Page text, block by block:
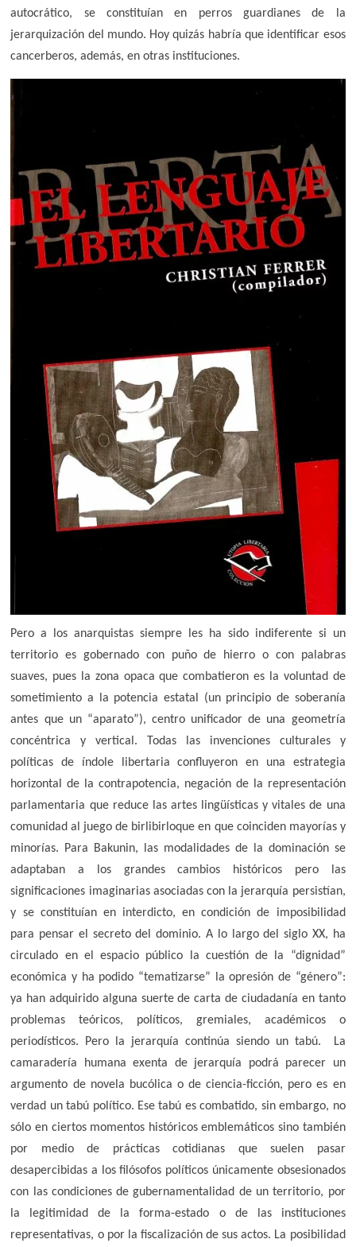
autocrático, se constituían en perros guardianes de la
jerarquización del mundo. Hoy quizás habría que identificar esos
cancerberos, además, en otras instituciones.
Pero a los anarquistas siempre les ha sido indiferente si un
territorio es gobernado con puño de hierro o con palabras
suaves, pues la zona opaca que combatieron es la voluntad de
sometimiento a la potencia estatal (un principio de soberanía
antes que un “aparato”), centro unificador de una geometría
concéntrica y vertical. Todas las invenciones culturales y
políticas de índole libertaria confluyeron en una estrategia
horizontal de la contrapotencia, negación de la representación
parlamentaria que reduce las artes lingüísticas y vitales de una
comunidad al juego de birlibirloque en que coinciden mayorías y
minorías. Para Bakunin, las modalidades de la dominación se
adaptaban a los grandes cambios históricos pero las
significaciones imaginarias asociadas con la jerarquía persistían,
y se constituían en interdicto, en condición de imposibilidad
para pensar el secreto del dominio. A lo largo del siglo XX, ha
circulado en el espacio público la cuestión de la “dignidad”
económica y ha podido “tematizarse” la opresión de “género”:
ya han adquirido alguna suerte de carta de ciudadanía en tanto
problemas teóricos, políticos, gremiales, académicos o
periodísticos. Pero la jerarquía continúa siendo un tabú. La
camaradería humana exenta de jerarquía podrá parecer un
argumento de novela bucólica o de ciencia-ficción, pero es en
verdad un tabú político. Ese tabú es combatido, sin embargo, no
sólo en ciertos momentos históricos emblemáticos sino también
por medio de prácticas cotidianas que suelen pasar
desapercibidas a los filósofos políticos únicamente obsesionados
con las condiciones de gubernamentalidad de un territorio, por
la legitimidad de la forma-estado o de las instituciones
representativas, o por la fiscalización de sus actos. La posibilidad